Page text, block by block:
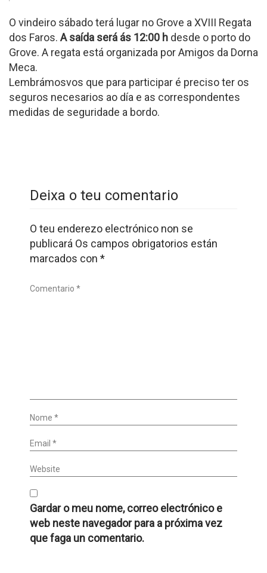
O vindeiro sábado terá lugar no Grove a XVIII Regata
dos Faros. A saída será ás 12:00 h desde o porto do
Grove. A regata está organizada por Amigos da Dorna
Meca.
Lembrámosvos que para participar é preciso ter os
seguros necesarios ao día e as correspondentes
medidas de seguridade a bordo.
Deixa o teu comentario
O teu enderezo electrónico non se
publicará Os campos obrigatorios están
marcados con *
Comentario *
Nome *
Email *
Website
Gardar o meu nome, correo electrónico e
web neste navegador para a próxima vez
que faga un comentario.